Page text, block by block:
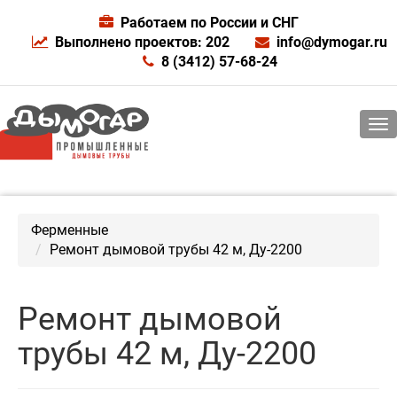
Работаем по России и СНГ
Выполнено проектов: 202
info@dymogar.ru
8 (3412) 57-68-24
Ферменные
Ремонт дымовой трубы 42 м, Ду-2200
Ремонт дымовой
трубы 42 м, Ду-2200